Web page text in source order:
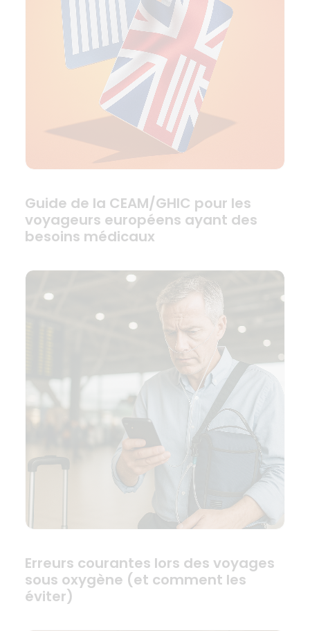
Guide de la CEAM/GHIC pour les
voyageurs européens ayant des
besoins médicaux
Erreurs courantes lors des voyages
sous oxygène (et comment les
éviter)